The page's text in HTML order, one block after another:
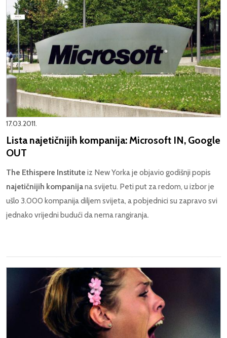
17.03.2011.
Lista najetičnijih kompanija: Microsoft IN, Google
OUT
The Ethispere Institute iz New Yorka je objavio godišnji popis
najetičnijih kompanijana svijetu. Peti put za redom, u izbor je
ušlo 3.000 kompanija diljem svijeta, a pobjednici su zapravo svi
jednako vrijedni budući da nema rangiranja.